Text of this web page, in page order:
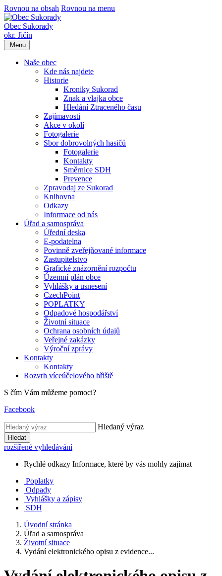
Rovnou na obsah Rovnou na menu
Obec Sukorady
okr. Jičín
Menu
Naše obec
Kde nás najdete
Historie
Kroniky Sukorad
Znak a vlajka obce
Hledání Ztraceného času
Zajímavosti
Akce v okolí
Fotogalerie
Sbor dobrovolných hasičů
Fotogalerie
Kontakty
Směrnice SDH
Prevence
Zpravodaj ze Sukorad
Knihovna
Odkazy
Informace od nás
Úřad a samospráva
Úřední deska
E-podatelna
Povinně zveřejňované informace
Zastupitelstvo
Grafické znázornění rozpočtu
Územní plán obce
Vyhlášky a usnesení
CzechPoint
POPLATKY
Odpadové hospodářství
Životní situace
Ochrana osobních údajů
Veřejné zakázky
Výroční zprávy
Kontakty
Kontakty
Rozvrh víceúčelového hřiště
S čím Vám můžeme pomoci?
Facebook
Hledaný výraz
Hledat
rozšířené vyhledávání
Rychlé odkazy Informace, které by vás mohly zajímat
Poplatky
Odpady
Vyhlášky a zápisy
SDH
Úvodní stránka
Úřad a samospráva
Životní situace
Vydání elektronického opisu z evidence...